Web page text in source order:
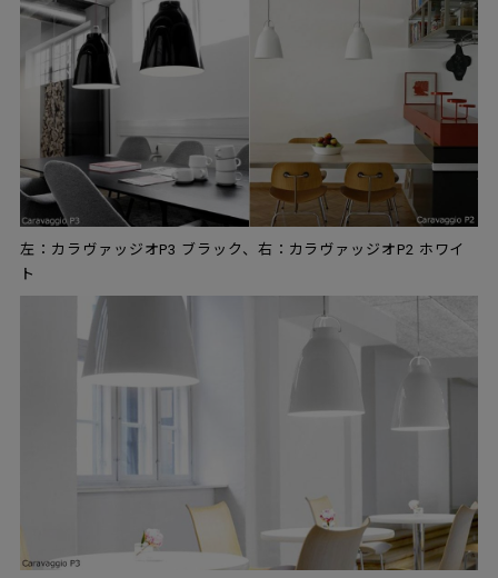
左：カラヴァッジオP3 ブラック、右：カラヴァッジオP2 ホワイ
ト